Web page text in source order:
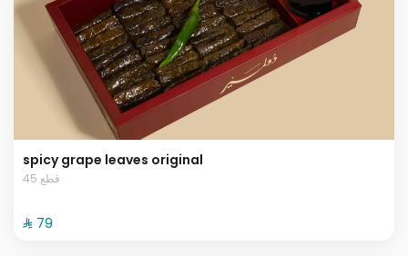
spicy grape leaves original
45 قطع
⁨⁦‪‬ 79⁩